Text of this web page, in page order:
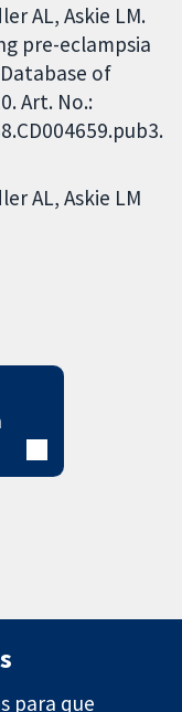
AL, Askie LM.
pre-eclampsia
of
Art. No.:
AL Askie LM
para que